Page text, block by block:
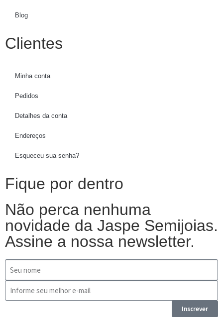
Blog
Clientes
Minha conta
Pedidos
Detalhes da conta
Endereços
Esqueceu sua senha?
Fique por dentro
Não perca nenhuma
novidade da Jaspe Semijoias.
Assine a nossa newsletter.
Inscrever